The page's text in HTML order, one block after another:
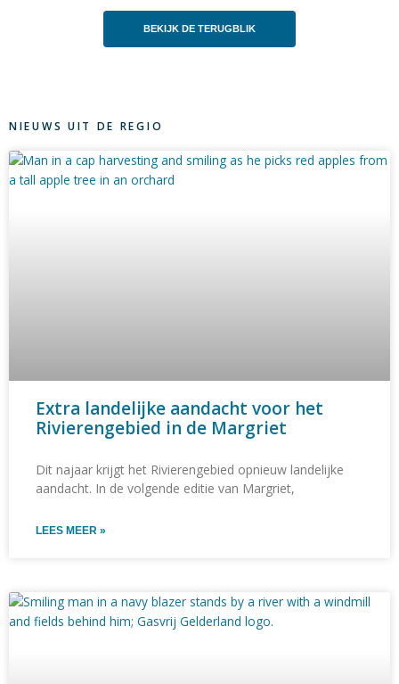
BEKIJK DE TERUGBLIK
NIEUWS UIT DE REGIO
Extra landelijke aandacht voor het
Rivierengebied in de Margriet
Dit najaar krijgt het Rivierengebied opnieuw landelijke
aandacht. In de volgende editie van Margriet,
LEES MEER »